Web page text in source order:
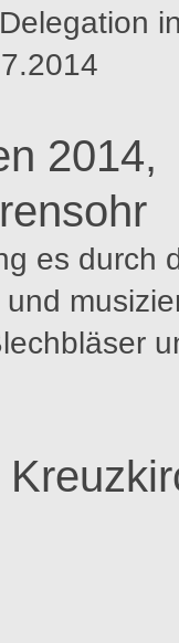
2014,
es durch